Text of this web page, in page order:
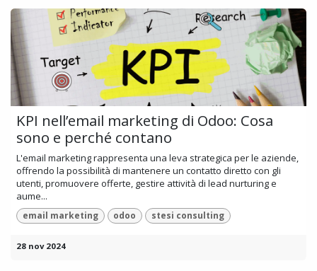
KPI nell’email marketing di Odoo: Cosa
sono e perché contano
L'email marketing rappresenta una leva strategica per le aziende,
offrendo la possibilità di mantenere un contatto diretto con gli
utenti, promuovere offerte, gestire attività di lead nurturing e
aume...
email marketing odoo stesi consulting
28 nov 2024